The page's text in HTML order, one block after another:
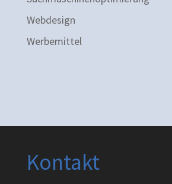
Webdesign
Werbemittel
Kontakt